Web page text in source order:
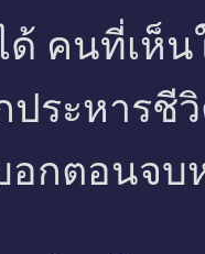
ด้ คนที่เห็น
ระหารชี
อกตอนจบ